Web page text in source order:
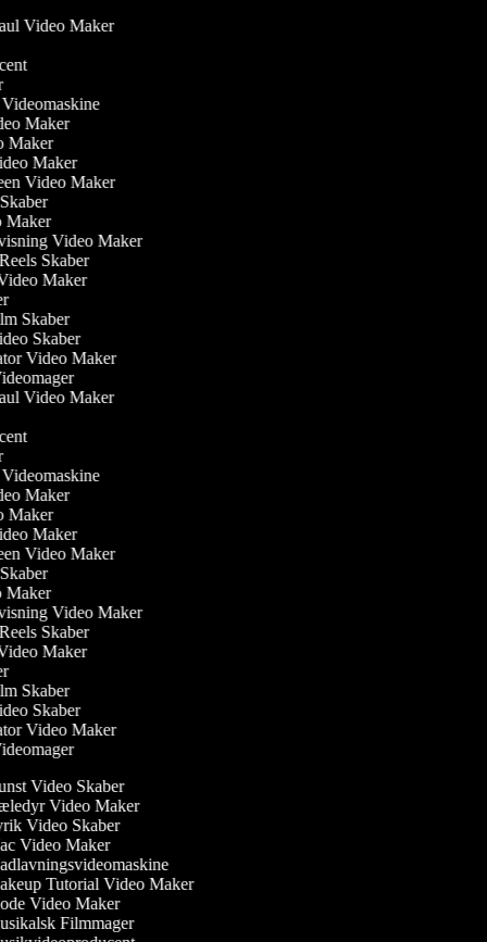
Video Maker
Videomaskine
Maker
Maker
Maker
Video Maker
Maker
Video Maker
Skaber
Maker
Skaber
Skaber
Video Maker
Video Maker
Videomaskine
Maker
Maker
Maker
Video Maker
Maker
Video Maker
Skaber
Maker
Skaber
Skaber
Video Maker
Video Skaber
Video Maker
Video Skaber
Video Maker
Tutorial Video Maker
Video Maker
Filmmager